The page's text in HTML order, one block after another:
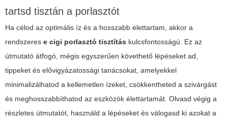
tartsd tisztán a porlasztót
Ha célod az optimális íz és a hosszabb élettartam, akkor a
rendszeres e cigi porlasztó tisztítás kulcsfontosságú. Ez az
útmutató átfogó, mégis egyszerűen követhető lépéseket ad,
tippeket és elővigyázatossági tanácsokat, amelyekkel
minimalizálhatod a kellemetlen ízeket, csökkentheted a szivárgást
és meghosszabbíthatod az eszközök élettartamát. Olvasd végig a
részletes útmutatót, használd a lépéseket és válogasd ki azokat a